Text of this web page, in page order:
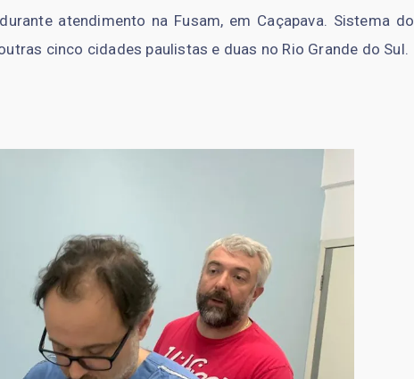
atendimento na Fusam, em Caçapava. Sistema do
cinco cidades paulistas e duas no Rio Grande do Sul.